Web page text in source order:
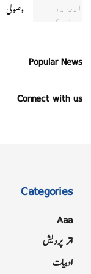
وصولی
Popular News
Connect with us
Categories
Aaa
اتر پردیش
ادبیات